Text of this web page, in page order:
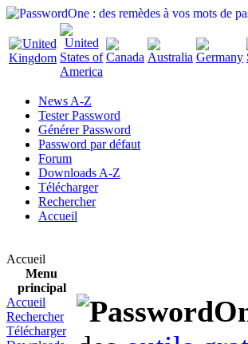
News A-Z
Tester Password
Générer Password
Password par défaut
Forum
Downloads A-Z
Télécharger
Rechercher
Accueil
Accueil
Menu
principal
Accueil
Rechercher
Télécharger